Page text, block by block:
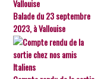
Balade du 23 septembre
2023, à Vallouise